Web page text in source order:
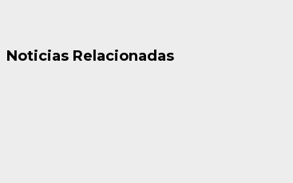
Noticias Relacionadas